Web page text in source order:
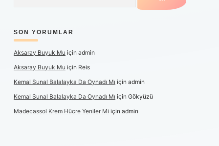
SON YORUMLAR
Aksaray Buyuk Mu için admin
Aksaray Buyuk Mu için Reis
Kemal Sunal Balalayka Da Oynadı Mı için admin
Kemal Sunal Balalayka Da Oynadı Mı için Gökyüzü
Madecassol Krem Hücre Yeniler Mi için admin